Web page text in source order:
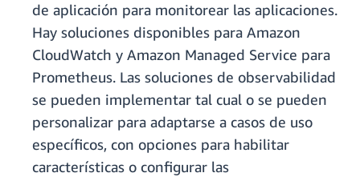
de aplicación para monitorear las aplicaciones.
Hay soluciones disponibles para Amazon
CloudWatch y Amazon Managed Service para
Prometheus. Las soluciones de observabilidad
se pueden implementar tal cual o se pueden
personalizar para adaptarse a casos de uso
específicos, con opciones para habilitar
características o configurar las